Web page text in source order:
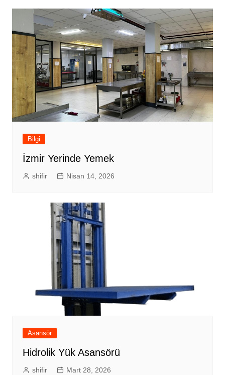
Bilgi
İzmir Yerinde Yemek
shifir Nisan 14, 2026
Asansör
Hidrolik Yük Asansörü
shifir Mart 28, 2026